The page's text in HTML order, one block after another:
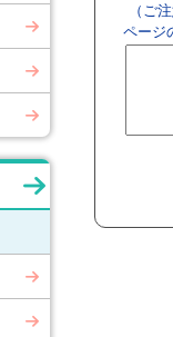
（ご
ページ